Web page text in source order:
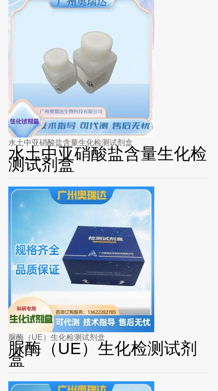
水土中亚硝酸盐含量生化检测试剂盒
水土中亚硝酸盐含量生化检
测试剂盒
脲酶（UE）生化检测试剂盒
脲酶（UE）生化检测试剂
盒